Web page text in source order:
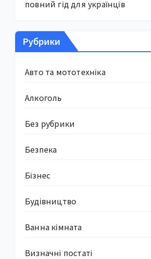
повний гід для українців
Рубрики
Авто та мототехніка
Алкоголь
Без рубрики
Безпека
Бізнес
Будівництво
Ванна кімната
Визначні постаті